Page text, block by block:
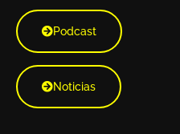
Podcast
Noticias